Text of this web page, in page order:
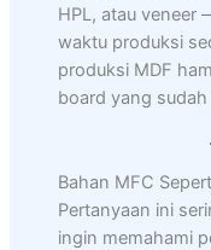
HPL, atau veneer
waktu produksi
produksi MDF
board yang sudah
Bahan MFC
Pertanyaan ini
ingin memahami